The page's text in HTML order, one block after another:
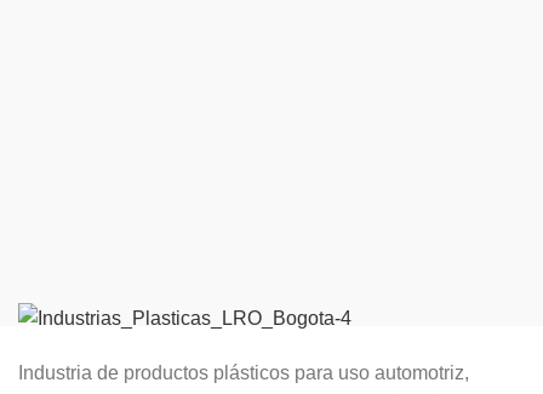
Industria de productos plásticos para uso automotriz,